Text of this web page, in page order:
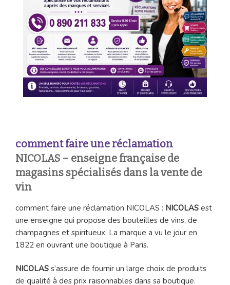
comment faire une réclamation
NICOLAS – enseigne française de
magasins spécialisés dans la vente de
vin
comment faire une réclamation NICOLAS : NICOLAS est
une enseigne qui propose des bouteilles de vins, de
champagnes et spiritueux. La marque a vu le jour en
1822 en ouvrant une boutique à Paris.
NICOLAS s’assure de fournir un large choix de produits
de qualité à des prix raisonnables dans sa boutique.